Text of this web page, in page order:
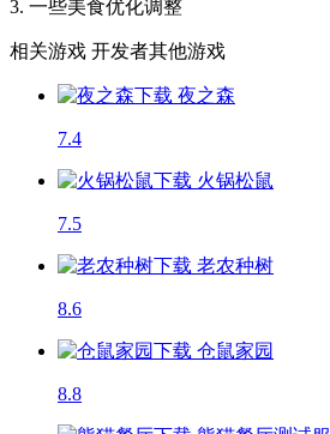
3. 一些美食优化调整
相关游戏 开发者其他游戏
夜之森
7.4
火锅松鼠
7.5
老农种树
8.6
仓鼠家园
8.8